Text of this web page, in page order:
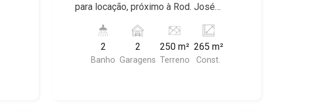
para locação, próximo à Rod. José
Ribeirão Preto/SP. Conheça as
características deste imóvel que a
Martinelli Imobiliária selecionou para
2
Banho
2
Garagens
250 m²
Terreno
265 m²
Const.